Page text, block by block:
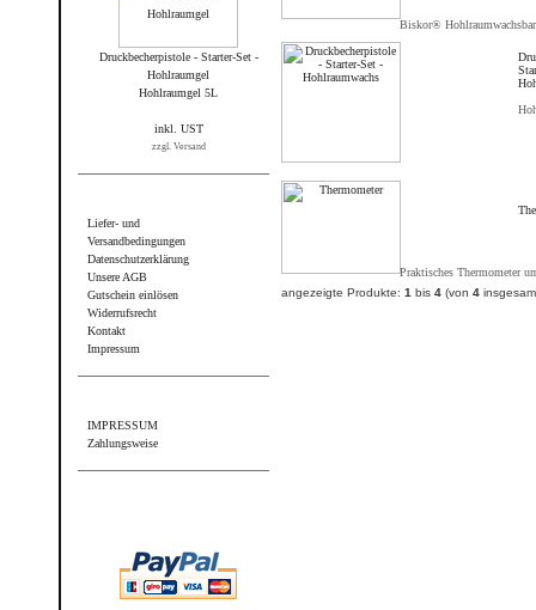
Druckbecherpistole - Starter-Set -
Hohlraumgel
Hohlraumgel 5L
inkl. UST
zzgl. Versand
Liefer- und
Versandbedingungen
Datenschutzerklärung
Unsere AGB
Gutschein einlösen
Widerrufsrecht
Kontakt
Impressum
IMPRESSUM
Zahlungsweise
Biskor®
Praktisches Thermometer
angezeigte Produkte: 1 bis 4 (von 4